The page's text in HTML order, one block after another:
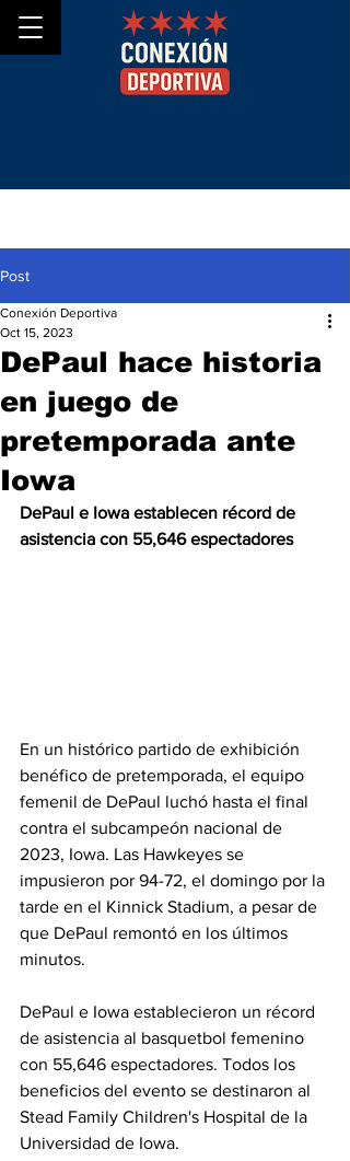
Post
DePaul hace historia
en juego de
pretemporada ante
Iowa
Conexión Deportiva
Oct 15, 2023
DePaul e Iowa establecen récord de
asistencia con 55,646 espectadores
En un histórico partido de exhibición
benéfico de pretemporada, el equipo
femenil de DePaul luchó hasta el final
contra el subcampeón nacional de
2023, Iowa. Las Hawkeyes se
impusieron por 94-72, el domingo por la
tarde en el Kinnick Stadium, a pesar de
que DePaul remontó en los últimos
minutos.
DePaul e Iowa establecieron un récord
de asistencia al basquetbol femenino
con 55,646 espectadores. Todos los
beneficios del evento se destinaron al
Stead Family Children's Hospital de la
Universidad de Iowa.